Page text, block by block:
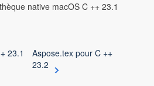
native macOS C ++ 23.1
23.1
Aspose.tex pour C ++
23.2